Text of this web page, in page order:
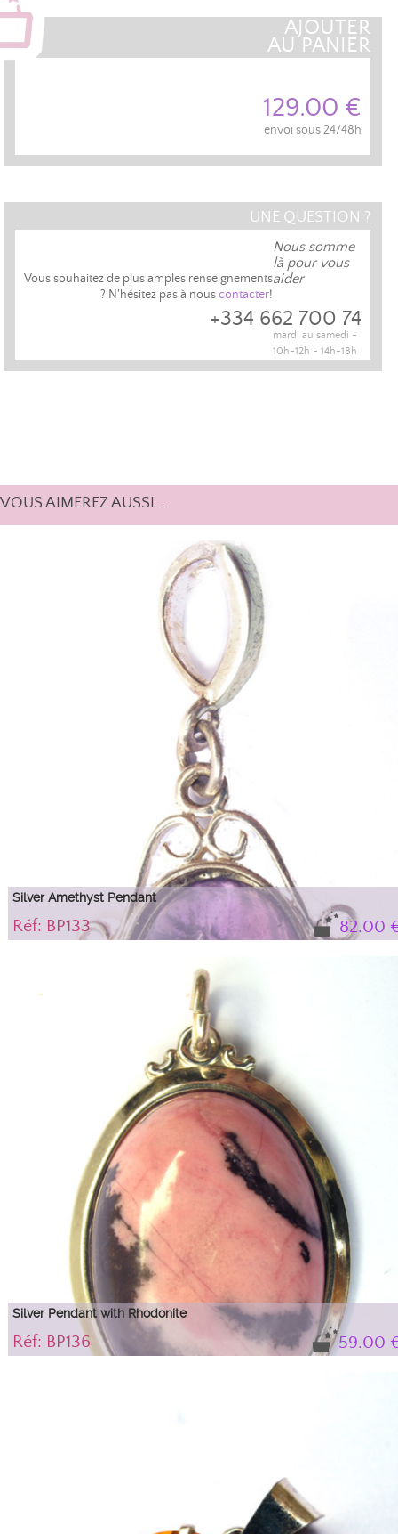
AJOUTER
AU PANIER
129.00 €
envoi sous 24/48h
UNE QUESTION ?
Nous somme
là pour vous
aider
Vous souhaitez de plus amples renseignements
? N'hésitez pas à nouscontacter!
+334 662 700 74
mardi au samedi -
10h-12h - 14h-18h
VOUS AIMEREZ AUSSI...
Silver Amethyst Pendant
82.00
Réf: BP133
Silver Pendant with Rhodonite
59.00
Réf: BP136